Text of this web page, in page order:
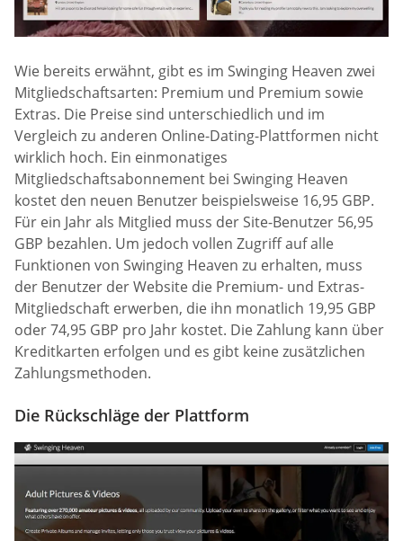
Wie bereits erwähnt, gibt es im Swinging Heaven zwei
Mitgliedschaftsarten: Premium und Premium sowie
Extras. Die Preise sind unterschiedlich und im
Vergleich zu anderen Online-Dating-Plattformen nicht
wirklich hoch. Ein einmonatiges
Mitgliedschaftsabonnement bei Swinging Heaven
kostet den neuen Benutzer beispielsweise 16,95 GBP.
Für ein Jahr als Mitglied muss der Site-Benutzer 56,95
GBP bezahlen. Um jedoch vollen Zugriff auf alle
Funktionen von Swinging Heaven zu erhalten, muss
der Benutzer der Website die Premium- und Extras-
Mitgliedschaft erwerben, die ihn monatlich 19,95 GBP
oder 74,95 GBP pro Jahr kostet. Die Zahlung kann über
Kreditkarten erfolgen und es gibt keine zusätzlichen
Zahlungsmethoden.
Die Rückschläge der Plattform